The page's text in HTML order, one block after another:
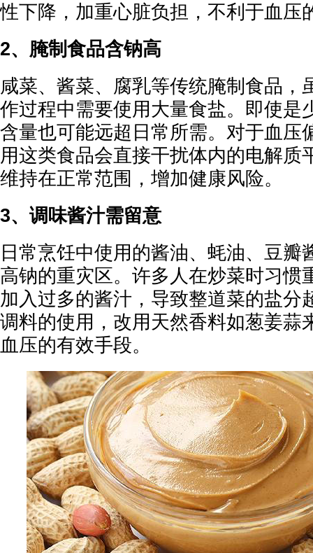
性下降，加重心脏负担，不利于血压
2、腌制食品含钠高
咸菜、酱菜、腐乳等传统腌制食品，
作过程中需要使用大量食盐。即使是
含量也可能远超日常所需。对于血压
用这类食品会直接干扰体内的电解质
维持在正常范围，增加健康风险。
3、调味酱汁需留意
日常烹饪中使用的酱油、蚝油、豆瓣
高钠的重灾区。许多人在炒菜时习惯
加入过多的酱汁，导致整道菜的盐分
调料的使用，改用天然香料如葱姜蒜
血压的有效手段。